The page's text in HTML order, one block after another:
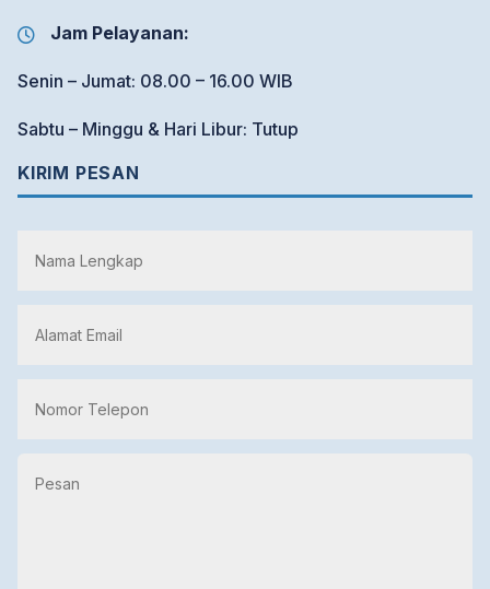
Jam Pelayanan:
Senin – Jumat: 08.00 – 16.00 WIB
Sabtu – Minggu & Hari Libur: Tutup
KIRIM PESAN